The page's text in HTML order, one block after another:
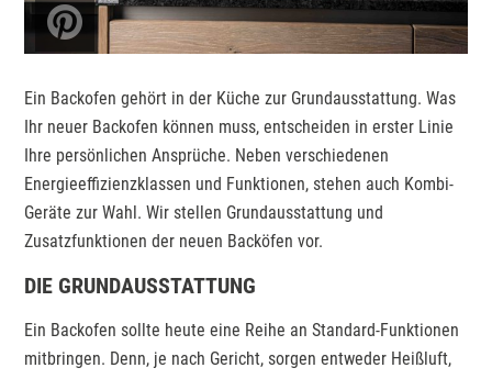
Ein Backofen gehört in der Küche zur Grundausstattung. Was
Ihr neuer Backofen können muss, entscheiden in erster Linie
Ihre persönlichen Ansprüche. Neben verschiedenen
Energieeffizienzklassen und Funktionen, stehen auch Kombi-
Geräte zur Wahl. Wir stellen Grundausstattung und
Zusatzfunktionen der neuen Backöfen vor.
DIE GRUNDAUSSTATTUNG
Ein Backofen sollte heute eine Reihe an Standard-Funktionen
mitbringen. Denn, je nach Gericht, sorgen entweder Heißluft,